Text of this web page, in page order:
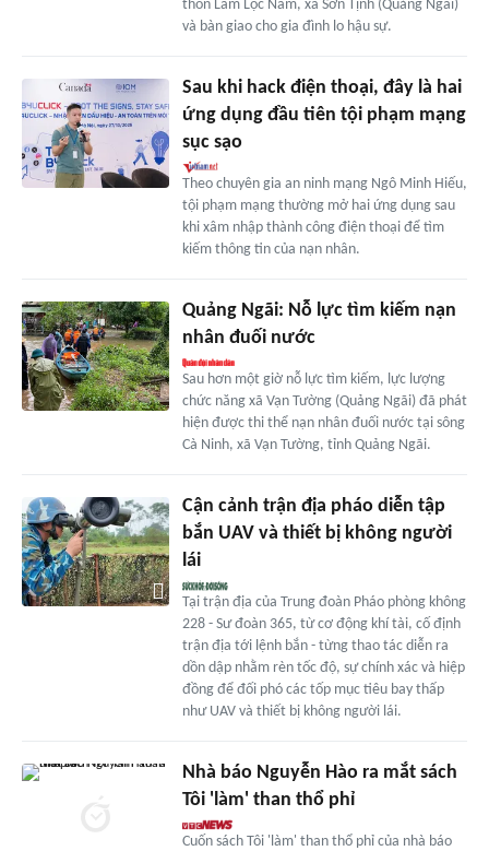
thôn Lâm Lộc Nam, xã Sơn Tịnh (Quảng Ngãi)
và bàn giao cho gia đình lo hậu sự.
Sau khi hack điện thoại, đây là hai
ứng dụng đầu tiên tội phạm mạng
sục sạo
Theo chuyên gia an ninh mạng Ngô Minh Hiếu,
tội phạm mạng thường mở hai ứng dụng sau
khi xâm nhập thành công điện thoại để tìm
kiếm thông tin của nạn nhân.
Quảng Ngãi: Nỗ lực tìm kiếm nạn
nhân đuối nước
Sau hơn một giờ nỗ lực tìm kiếm, lực lượng
chức năng xã Vạn Tường (Quảng Ngãi) đã phát
hiện được thi thể nạn nhân đuối nước tại sông
Cà Ninh, xã Vạn Tường, tỉnh Quảng Ngãi.
Cận cảnh trận địa pháo diễn tập
bắn UAV và thiết bị không người
lái
Tại trận địa của Trung đoàn Pháo phòng không
228 - Sư đoàn 365, từ cơ động khí tài, cố định
trận địa tới lệnh bắn - từng thao tác diễn ra
dồn dập nhằm rèn tốc độ, sự chính xác và hiệp
đồng để đối phó các tốp mục tiêu bay thấp
như UAV và thiết bị không người lái.
Nhà báo Nguyễn Hào ra mắt sách
Tôi 'làm' than thổ phỉ
Cuốn sách Tôi 'làm' than thổ phỉ của nhà báo